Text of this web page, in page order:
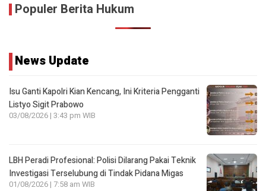
Populer Berita Hukum
News Update
Isu Ganti Kapolri Kian Kencang, Ini Kriteria Pengganti
Listyo Sigit Prabowo
03/08/2026 | 3:43 pm WIB
LBH Peradi Profesional: Polisi Dilarang Pakai Teknik
Investigasi Terselubung di Tindak Pidana Migas
01/08/2026 | 7:58 am WIB